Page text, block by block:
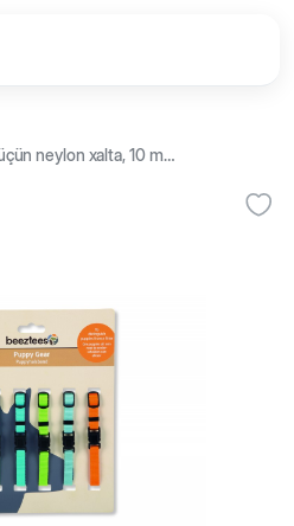
Beeztees Bala itlər və pişiklər üçün neylon xalta, 10 mm/17-25 sm (Çəhrayı)